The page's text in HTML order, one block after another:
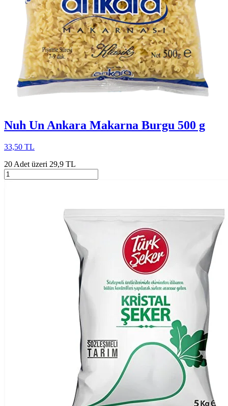
Nuh Un Ankara Makarna Burgu 500 g
33,50 TL
20 Adet üzeri 29,9 TL